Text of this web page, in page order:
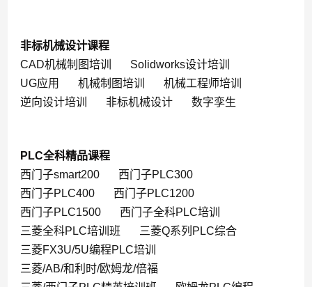
非标机械设计课程
CAD机械制图培训
Solidworks设计培训
UG应用
机械制图培训
机械工程师培训
逆向设计培训
非标机械设计 数字孪生
PLC全科精品课程
西门子smart200
西门子PLC300
西门子PLC400
西门子PLC1200
西门子PLC1500
西门子全科PLC培训
三菱全科PLC培训班
三菱Q系列PLC综合
三菱FX3U/5U编程PLC培训
三菱/AB/和利时/欧姆龙/倍福